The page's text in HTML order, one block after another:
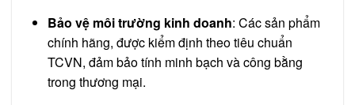
Bảo vệ môi trường kinh doanh: Các sản phẩm
chính hãng, được kiểm định theo tiêu chuẩn
TCVN, đảm bảo tính minh bạch và công bằng
trong thương mại.